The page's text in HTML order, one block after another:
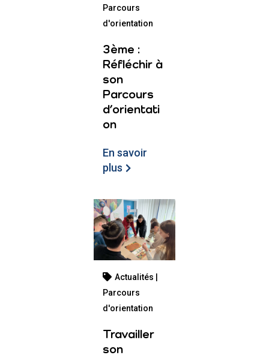
Parcours
d'orientation
3ème :
Réfléchir à
son
Parcours
d’orientati
on
En savoir
plus
Actualités |
Parcours
d'orientation
Travailler
son